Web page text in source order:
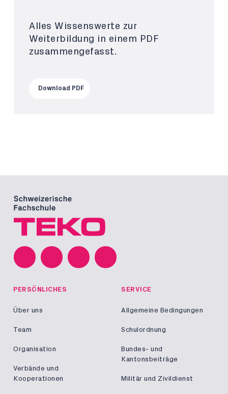
Alles Wissenswerte zur
Weiterbildung in einem PDF
zusammengefasst.
Download PDF
PERSÖNLICHES
Über uns
Team
Organisation
Verbände und
Kooperationen
SERVICE
Allgemeine Bedingungen
Schulordnung
Bundes- und
Kantonsbeiträge
Militär und Zivildienst